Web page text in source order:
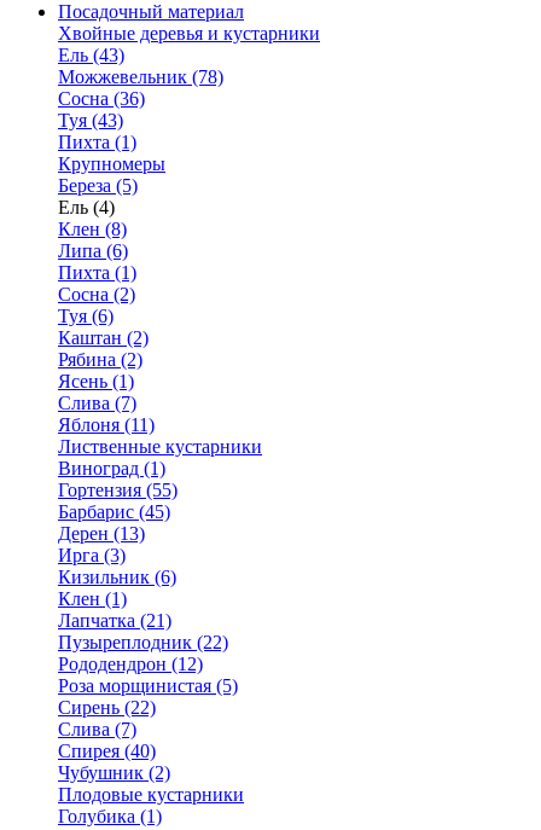
Посадочный материал
Хвойные деревья и кустарники
Ель (43)
Можжевельник (78)
Сосна (36)
Туя (43)
Пихта (1)
Крупномеры
Береза (5)
Ель (4)
Клен (8)
Липа (6)
Пихта (1)
Сосна (2)
Туя (6)
Каштан (2)
Рябина (2)
Ясень (1)
Слива (7)
Яблоня (11)
Лиственные кустарники
Виноград (1)
Гортензия (55)
Барбарис (45)
Дерен (13)
Ирга (3)
Кизильник (6)
Клен (1)
Лапчатка (21)
Пузыреплодник (22)
Рододендрон (12)
Роза морщинистая (5)
Сирень (22)
Слива (7)
Спирея (40)
Чубушник (2)
Плодовые кустарники
Голубика (1)